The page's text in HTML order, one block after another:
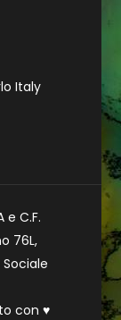
Italy
e C.F.
76L,
con ♥